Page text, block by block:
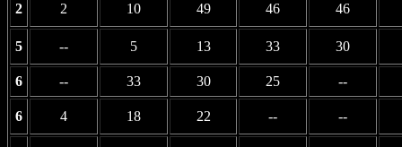
2 2 10 49 46 46
5 -- 5 13 33 30
6 -- 33 30 25 --
6 4 18 22 -- --